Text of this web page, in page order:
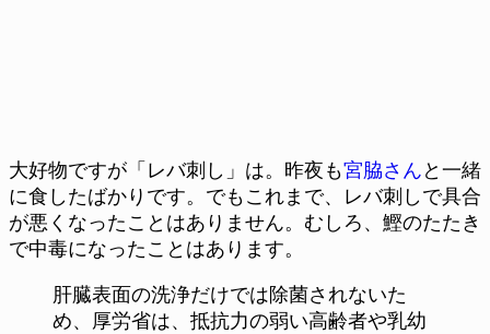
大好物ですが「レバ刺し」は。昨夜も宮脇さん と一緒
に食したばかりです。でもこれまで、レバ刺しで具合
が悪くなったことはありません。むしろ、鰹のたたき
で中毒になったことはあります。
肝臓表面の洗浄だけでは除菌されないた
め、厚労省は、抵抗力の弱い高齢者や乳幼